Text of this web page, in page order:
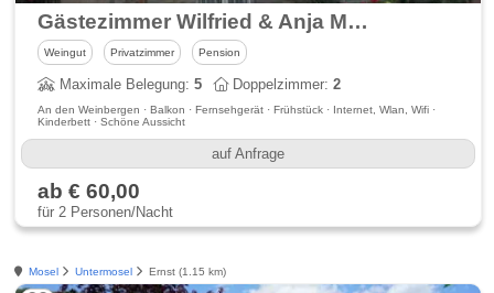
Gästezimmer Wilfried & Anja Müllen - Moselurlaub in Ernst bei Cochem
Weingut Privatzimmer Pension
Maximale Belegung:5 Doppelzimmer:2
An den Weinbergen · Balkon · Fernsehgerät · Frühstück · Internet, Wlan, Wifi ·
Kinderbett · Schöne Aussicht
auf Anfrage
ab € 60,00
für 2 Personen/Nacht
Mosel Untermosel Ernst (1.15 km)